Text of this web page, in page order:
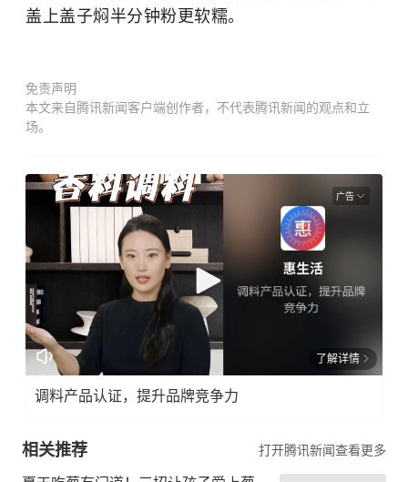
盖上盖子焖半分钟粉更软糯。
免责声明
本文来自腾讯新闻客户端创作者，不代表腾讯新闻的观点和立
场。
广告
了解详情
调料产品认证，提升品牌竞争力
相关推荐 打开腾讯新闻查看更多